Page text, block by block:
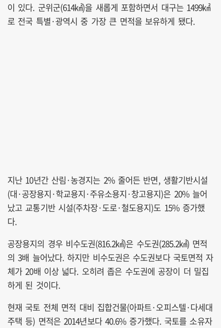
이 있다. 군위군(614㎢)을 새롭게 포함하면서 대구는 1499㎢
로 전국 특별·광역시 중 가장 큰 면적을 보유하게 됐다.
지난 10년간 산림·농경지는 2% 줄어든 반면, 생활기반시설
(대·공장용지·학교용지·주유소용지·창고용지)은 20% 늘어
났고 교통기반 시설(주차장·도로·철도용지)도 15% 증가했
다.
공장용지의 경우 비수도권(816.2㎢)은 수도권(285.2㎢) 면적
의 3배 늘어났다. 하지만 비수도권은 수도권보다 국토면적 자
체가 20배 이상 넓다. 오히려 좁은 수도권에 공장이 더 밀집
하게 된 것이다.
현재 국토 전체 면적 대비 집합건물(아파트·오피스텔·다세대
주택 등) 면적은 2014년보다 40.6% 증가했다. 국토를 소유자